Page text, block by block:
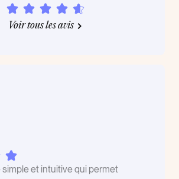
Voir tous les avis
et intuitive qui permet